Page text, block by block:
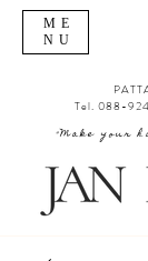
"Make your
Tel. 088-
ME
NU